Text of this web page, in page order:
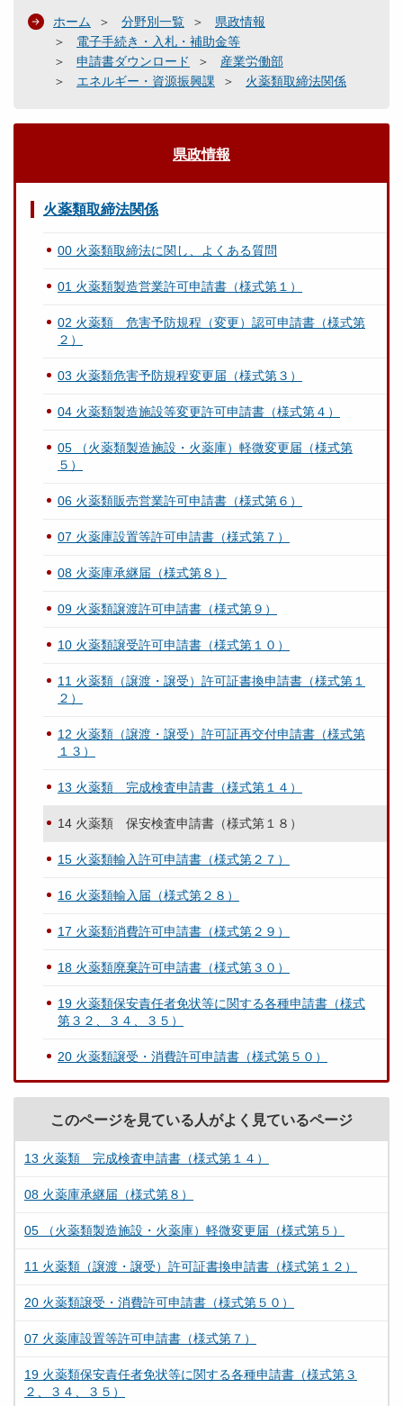
ホーム 分野別一覧
県政情報
電子手続き・入札・補助金等
申請書ダウンロード
産業労働部
エネルギー・資源振興課
火薬類取締法関係
県政情報
火薬類取締法関係
00 火薬類取締法に関し、よくある質問
01 火薬類製造営業許可申請書（様式第１）
02 火薬類 危害予防規程（変更）認可申請書（様式第
２）
03 火薬類危害予防規程変更届（様式第３）
04 火薬類製造施設等変更許可申請書（様式第４）
05 （火薬類製造施設・火薬庫）軽微変更届（様式第
５）
06 火薬類販売営業許可申請書（様式第６）
07 火薬庫設置等許可申請書（様式第７）
08 火薬庫承継届（様式第８）
09 火薬類譲渡許可申請書（様式第９）
10 火薬類譲受許可申請書（様式第１０）
11 火薬類（譲渡・譲受）許可証書換申請書（様式第１
２）
12 火薬類（譲渡・譲受）許可証再交付申請書（様式第
１３）
13 火薬類 完成検査申請書（様式第１４）
14 火薬類 保安検査申請書（様式第１８）
15 火薬類輸入許可申請書（様式第２７）
16 火薬類輸入届（様式第２８）
17 火薬類消費許可申請書（様式第２９）
18 火薬類廃棄許可申請書（様式第３０）
19 火薬類保安責任者免状等に関する各種申請書（様式
第３２、３４、３５）
20 火薬類譲受・消費許可申請書（様式第５０）
このページを見ている人がよく見ているページ
13 火薬類 完成検査申請書（様式第１４）
08 火薬庫承継届（様式第８）
05 （火薬類製造施設・火薬庫）軽微変更届（様式第５）
11 火薬類（譲渡・譲受）許可証書換申請書（様式第１２）
20 火薬類譲受・消費許可申請書（様式第５０）
07 火薬庫設置等許可申請書（様式第７）
19 火薬類保安責任者免状等に関する各種申請書（様式第３
２、３４、３５）